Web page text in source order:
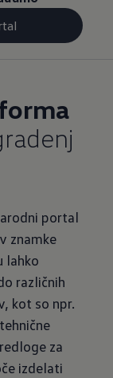
portal
znamke
lahko
različnih
kot so npr.
za
izdelati